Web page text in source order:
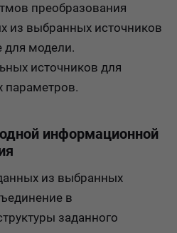
преобразования
из выбранных источников
для модели.
источников для
параметров.
информационной
из выбранных
в
заданного